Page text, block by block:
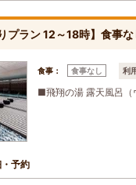
プラン 12～18時】食事な
食事： 食事なし 利
■飛翔の湯 露天風呂（
予約